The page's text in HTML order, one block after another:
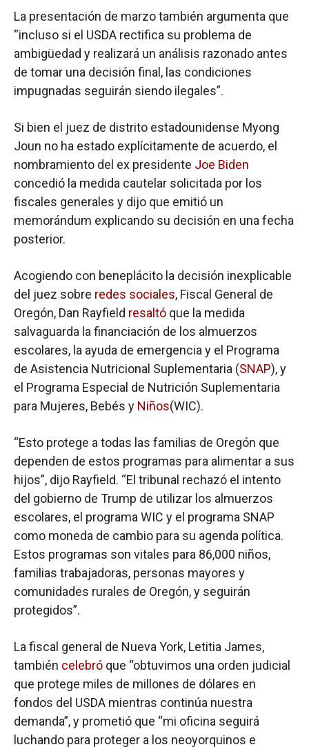
La presentación de marzo también argumenta que
“incluso si el USDA rectifica su problema de
ambigüedad y realizará un análisis razonado antes
de tomar una decisión final, las condiciones
impugnadas seguirán siendo ilegales”.
Si bien el juez de distrito estadounidense Myong
Joun no ha estado explícitamente de acuerdo, el
nombramiento del ex presidente Joe Biden
concedió la medida cautelar solicitada por los
fiscales generales y dijo que emitió un
memorándum explicando su decisión en una fecha
posterior.
Acogiendo con beneplácito la decisión inexplicable
del juez sobre redes sociales, Fiscal General de
Oregón, Dan Rayfield resaltó que la medida
salvaguarda la financiación de los almuerzos
escolares, la ayuda de emergencia y el Programa
de Asistencia Nutricional Suplementaria (SNAP), y
el Programa Especial de Nutrición Suplementaria
para Mujeres, Bebés y Niños(WIC).
“Esto protege a todas las familias de Oregón que
dependen de estos programas para alimentar a sus
hijos”, dijo Rayfield. “El tribunal rechazó el intento
del gobierno de Trump de utilizar los almuerzos
escolares, el programa WIC y el programa SNAP
como moneda de cambio para su agenda política.
Estos programas son vitales para 86,000 niños,
familias trabajadoras, personas mayores y
comunidades rurales de Oregón, y seguirán
protegidos”.
La fiscal general de Nueva York, Letitia James,
también celebró que “obtuvimos una orden judicial
que protege miles de millones de dólares en
fondos del USDA mientras continúa nuestra
demanda”, y prometió que “mi oficina seguirá
luchando para proteger a los neoyorquinos e